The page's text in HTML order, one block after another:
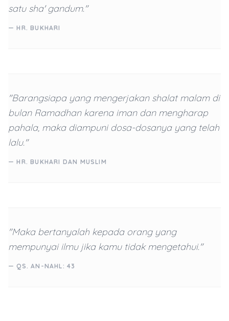
satu sha' gandum."
— HR. BUKHARI
"Barangsiapa yang mengerjakan shalat malam di
bulan Ramadhan karena iman dan mengharap
pahala, maka diampuni dosa-dosanya yang telah
lalu."
— HR. BUKHARI DAN MUSLIM
"Maka bertanyalah kepada orang yang
mempunyai ilmu jika kamu tidak mengetahui."
— QS. AN-NAHL: 43